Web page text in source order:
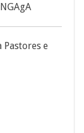
Pastores e